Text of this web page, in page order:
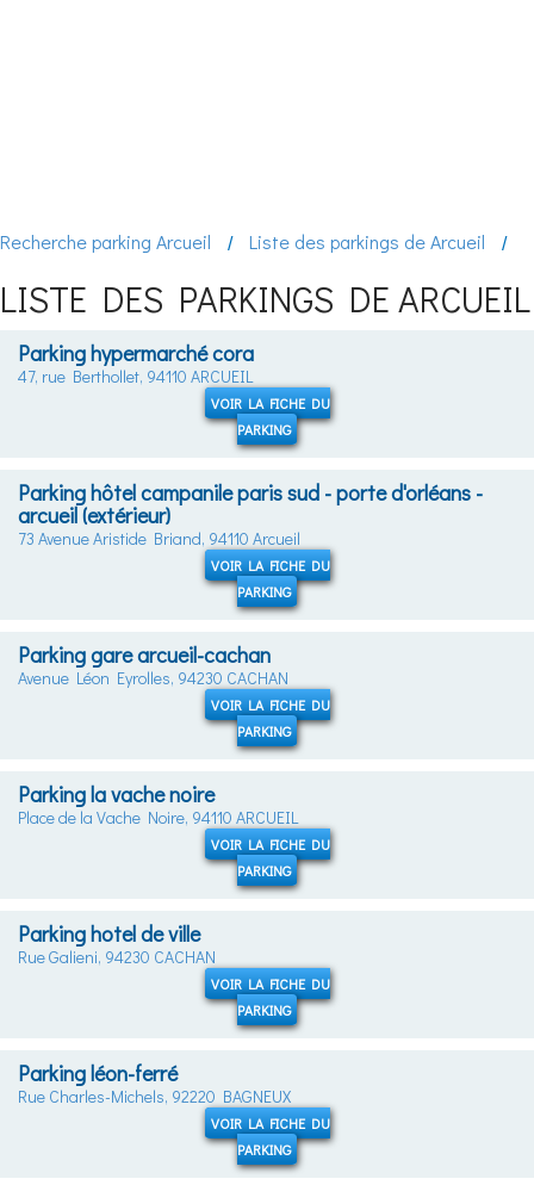
Recherche parking Arcueil Liste des parkings de Arcueil
LISTE DES PARKINGS DE ARCUEIL
Parking hypermarché cora
47, rue Berthollet, 94110 ARCUEIL
VOIR LA FICHE DU
PARKING
Parking hôtel campanile paris sud - porte d'orléans -
arcueil (extérieur)
73 Avenue Aristide Briand, 94110 Arcueil
VOIR LA FICHE DU
PARKING
Parking gare arcueil-cachan
Avenue Léon Eyrolles, 94230 CACHAN
VOIR LA FICHE DU
PARKING
Parking la vache noire
Place de la Vache Noire, 94110 ARCUEIL
VOIR LA FICHE DU
PARKING
Parking hotel de ville
Rue Galieni, 94230 CACHAN
VOIR LA FICHE DU
PARKING
Parking léon-ferré
Rue Charles-Michels, 92220 BAGNEUX
VOIR LA FICHE DU
PARKING